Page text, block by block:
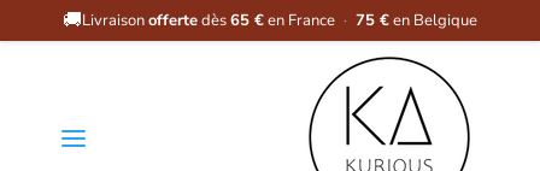
🚚Livraisonoffertedès65 €en France · 75 €en Belgique
a